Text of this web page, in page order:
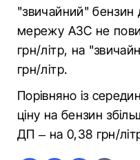
"звичайний" бензин
мережу АЗС не
грн/літр, на
грн/літр.
Порівняно із
ціну на бензин
ДП – на 0,38 грн/